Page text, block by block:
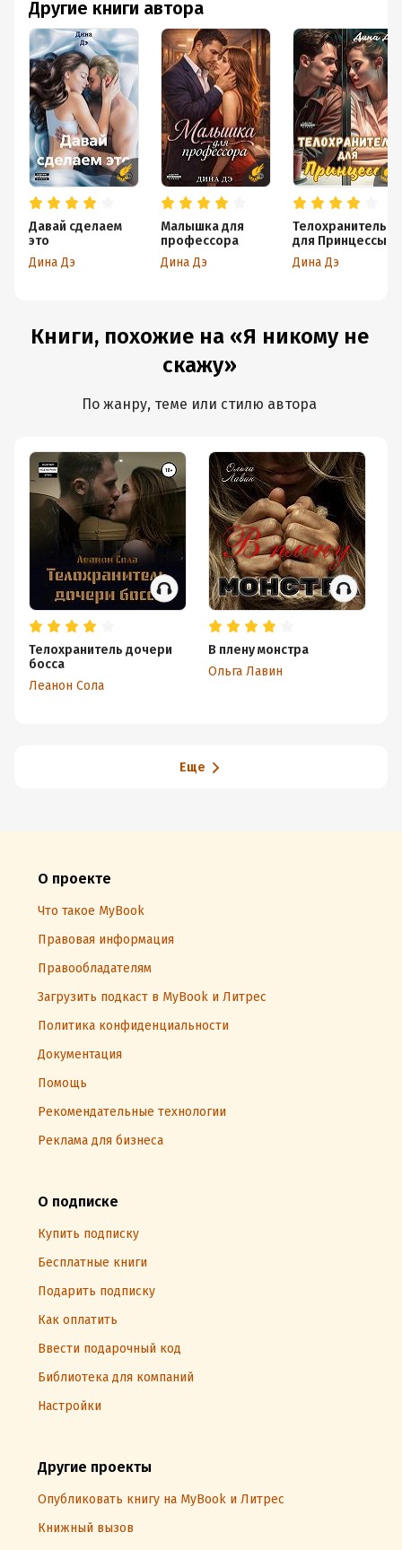
Другие книги автора
Давай сделаем
это
Дина Дэ
Малышка для
профессора
Дина Дэ
Телохранитель
для Принцессы
Дина Дэ
Книги, похожие на «Я никому не
скажу»
По жанру, теме или стилю автора
Телохранитель дочери
босса
Леанон Сола
В плену монстра
Ольга Лавин
Еще
О проекте
Что такое MyBook
Правовая информация
Правообладателям
Загрузить подкаст в MyBook и Литрес
Политика конфиденциальности
Документация
Помощь
Рекомендательные технологии
Реклама для бизнеса
О подписке
Купить подписку
Бесплатные книги
Подарить подписку
Как оплатить
Ввести подарочный код
Библиотека для компаний
Настройки
Другие проекты
Опубликовать книгу на MyBook и Литрес
Книжный вызов